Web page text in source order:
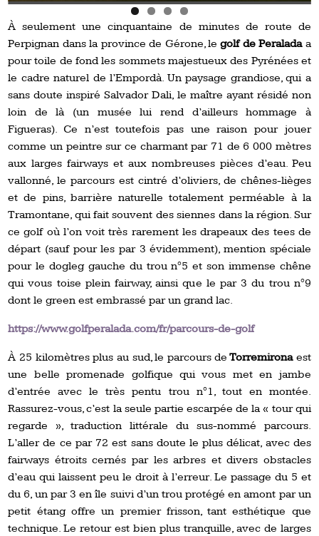
À seulement une cinquantaine de minutes de route de
Perpignan dans la province de Gérone, legolf de Peralada a
pour toile de fond les sommets majestueux des Pyrénées et
le cadre naturel de l’Empordà. Un paysage grandiose, qui a
sans doute inspiré Salvador Dali, le maître ayant résidé non
loin de là (un musée lui rend d’ailleurs hommage à
Figueras). Ce n’est toutefois pas une raison pour jouer
comme un peintre sur ce charmant par 71 de 6 000 mètres
aux larges fairways et aux nombreuses pièces d’eau. Peu
vallonné, le parcours est cintré d’oliviers, de chênes-lièges
et de pins, barrière naturelle totalement perméable à la
Tramontane, qui fait souvent des siennes dans la région. Sur
ce golf où l’on voit très rarement les drapeaux des tees de
départ (sauf pour les par 3 évidemment), mention spéciale
pour le dogleg gauche du trou n°5 et son immense chêne
qui vous toise plein fairway, ainsi que le par 3 du trou n°9
dont le green est embrassé par un grand lac.
https://www.golfperalada.com/fr/parcours-de-golf
À 25 kilomètres plus au sud, le parcours de Torremironaest
une belle promenade golfique qui vous met en jambe
d’entrée avec le très pentu trou n°1, tout en montée.
Rassurez-vous, c’est la seule partie escarpée de la « tour qui
regarde », traduction littérale du sus-nommé parcours.
L’aller de ce par 72 est sans doute le plus délicat, avec des
fairways étroits cernés par les arbres et divers obstacles
d’eau qui laissent peu le droit à l’erreur. Le passage du 5 et
du 6, un par 3 en île suivi d’un trou protégé en amont par un
petit étang offre un premier frisson, tant esthétique que
technique. Le retour est bien plus tranquille, avec de larges